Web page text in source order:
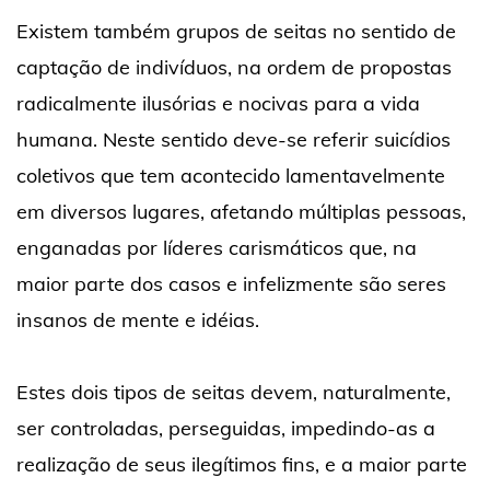
Existem também grupos de seitas no sentido de
captação de indivíduos, na ordem de propostas
radicalmente ilusórias e nocivas para a vida
humana. Neste sentido deve-se referir suicídios
coletivos que tem acontecido lamentavelmente
em diversos lugares, afetando múltiplas pessoas,
enganadas por líderes carismáticos que, na
maior parte dos casos e infelizmente são seres
insanos de mente e idéias.
Estes dois tipos de seitas devem, naturalmente,
ser controladas, perseguidas, impedindo-as a
realização de seus ilegítimos fins, e a maior parte